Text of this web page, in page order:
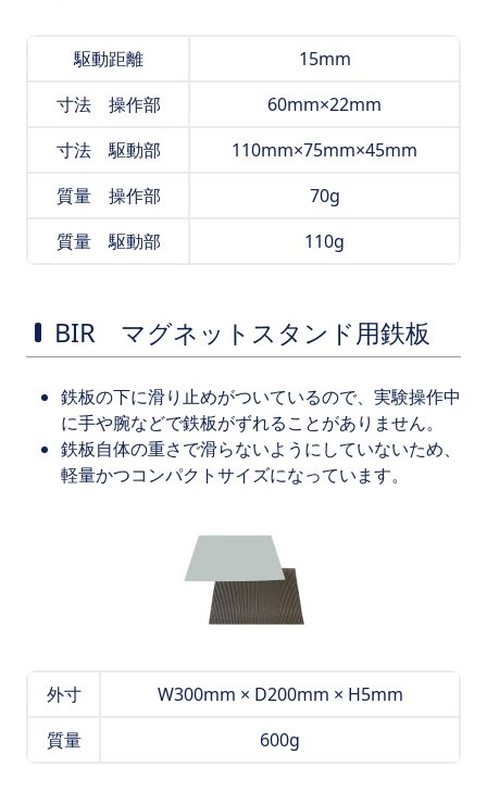
駆動距離
15mm
寸法 操作部
60mm×22mm
寸法 駆動部
110mm×75mm×45mm
質量 操作部
70g
質量 駆動部
110g
BIR マグネットスタンド用鉄板
鉄板の下に滑り止めがついているので、実験操作中
に手や腕などで鉄板がずれることがありません。
鉄板自体の重さで滑らないようにしていないため、
軽量かつコンパクトサイズになっています。
外寸
W300mm × D200mm × H5mm
質量
600g